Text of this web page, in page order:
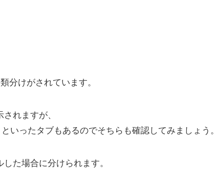
分けがされています。
れますが、
いったタブもあるのでそちらも確認してみましょう。
た場合に分けられます。